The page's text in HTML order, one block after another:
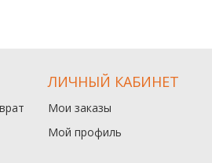
ЛИЧНЫЙ КАБИНЕТ
Мои заказы
Мой профиль